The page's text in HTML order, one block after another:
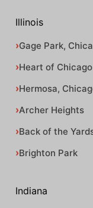
Illinois
Gage Park,
Heart of Chicago
Hermosa,
Archer Heights
Back of the
Brighton Park
Indiana